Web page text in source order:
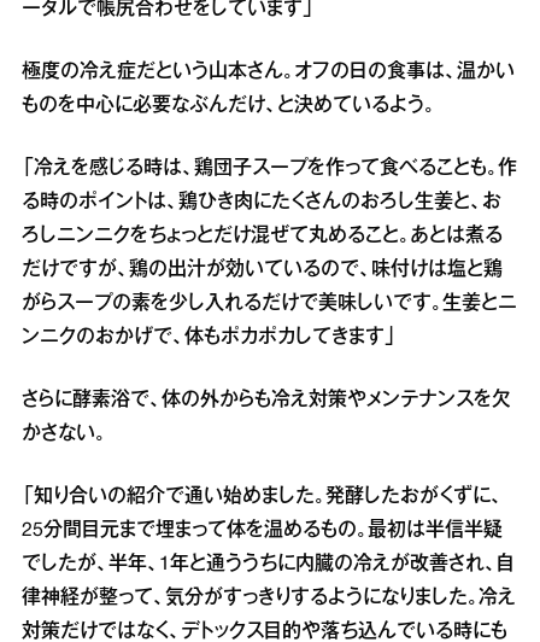
ータルで帳尻合わせをしています」
極度の冷え症だという山本さん。オフの日の食事は、温かい
ものを中心に必要なぶんだけ、と決めているよう。
「冷えを感じる時は、鶏団子スープを作って食べることも。作
る時のポイントは、鶏ひき肉にたくさんのおろし生姜と、お
ろしニンニクをちょっとだけ混ぜて丸めること。あとは煮る
だけですが、鶏の出汁が効いているので、味付けは塩と鶏
がらスープの素を少し入れるだけで美味しいです。生姜とニ
ンニクのおかげで、体もポカポカしてきます」
さらに酵素浴で、体の外からも冷え対策やメンテナンスを欠
かさない。
「知り合いの紹介で通い始めました。発酵したおがくずに、
25分間目元まで埋まって体を温めるもの。最初は半信半疑
でしたが、半年、1年と通ううちに内臓の冷えが改善され、自
律神経が整って、気分がすっきりするようになりました。冷え
対策だけではなく、デトックス目的や落ち込んでいる時にも